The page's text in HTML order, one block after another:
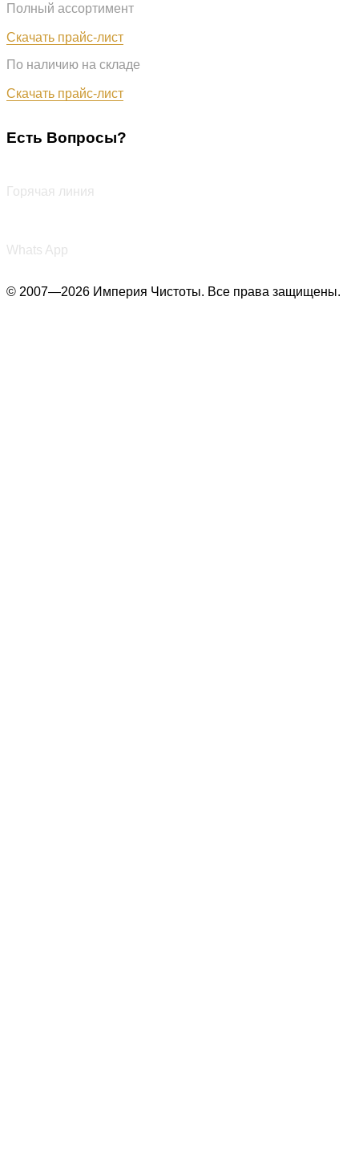
Полный ассортимент
Скачать прайс-лист
По наличию на складе
Скачать прайс-лист
Есть Вопросы?
Горячая линия
Whats App
© 2007—2026 Империя Чистоты. Все права защищены.